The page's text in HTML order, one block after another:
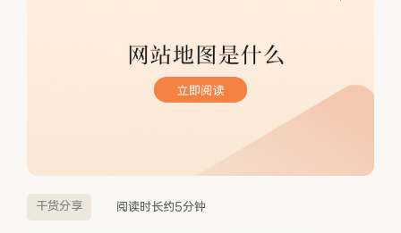
干货分享 阅读时长约5分钟